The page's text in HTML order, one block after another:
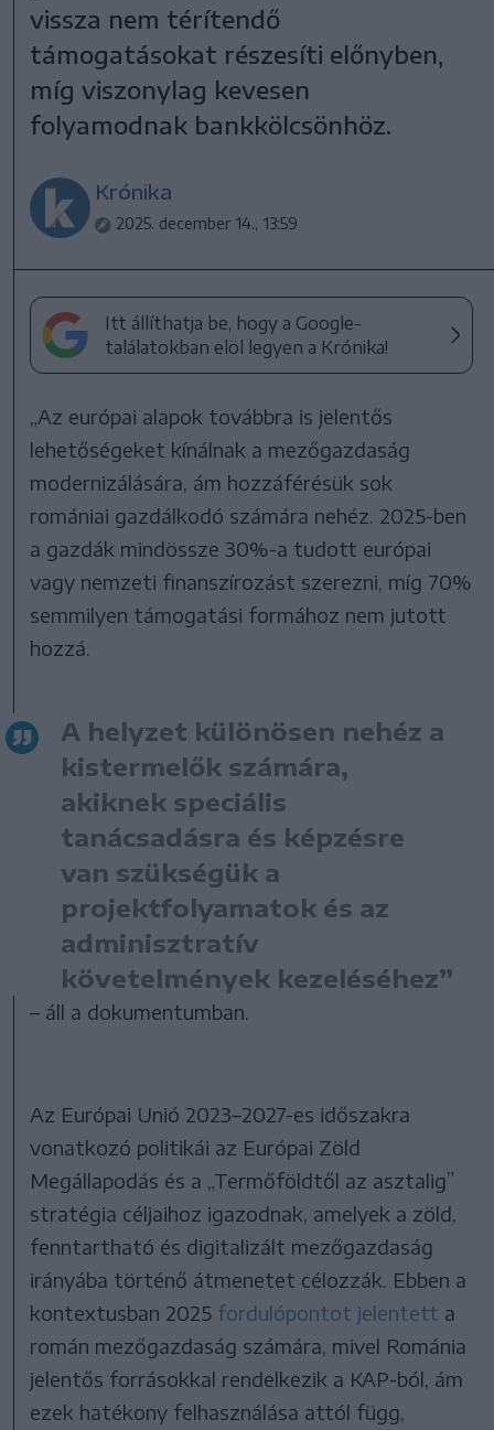
vissza nem térítendő
támogatásokat részesíti előnyben,
míg viszonylag kevesen
folyamodnak bankkölcsönhöz.
Krónika
2025. december 14., 13:59
Itt állíthatja be, hogy a Google-
találatokban elöl legyen a Krónika!
„Az európai alapok továbbra is jelentős
lehetőségeket kínálnak a mezőgazdaság
modernizálására, ám hozzáférésük sok
romániai gazdálkodó számára nehéz. 2025-ben
a gazdák mindössze 30%-a tudott európai
vagy nemzeti finanszírozást szerezni, míg 70%
semmilyen támogatási formához nem jutott
hozzá.
A helyzet különösen nehéz a
kistermelők számára,
akiknek speciális
tanácsadásra és képzésre
van szükségük a
projektfolyamatok és az
adminisztratív
követelmények kezeléséhez”
– áll a dokumentumban.
Az Európai Unió 2023–2027-es időszakra
vonatkozó politikái az Európai Zöld
Megállapodás és a „Termőföldtől az asztalig”
stratégia céljaihoz igazodnak, amelyek a zöld,
fenntartható és digitalizált mezőgazdaság
irányába történő átmenetet célozzák. Ebben a
kontextusban 2025 fordulópontot jelentett a
román mezőgazdaság számára, mivel Románia
jelentős forrásokkal rendelkezik a KAP-ból, ám
ezek hatékony felhasználása attól függ,